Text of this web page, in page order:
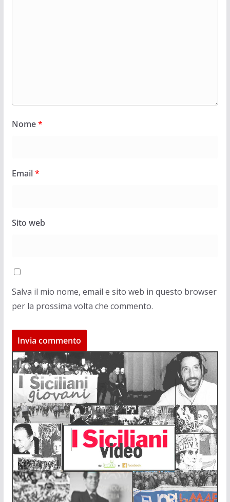
Nome*
Email*
Sito web
Salva il mio nome, email e sito web in questo browser
per la prossima volta che commento.